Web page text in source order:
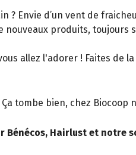
? Envie d’un vent de
nouveaux produits,
allez l'adorer ! Faites de
tombe bien, chez
Bénécos, Hairlust et notre